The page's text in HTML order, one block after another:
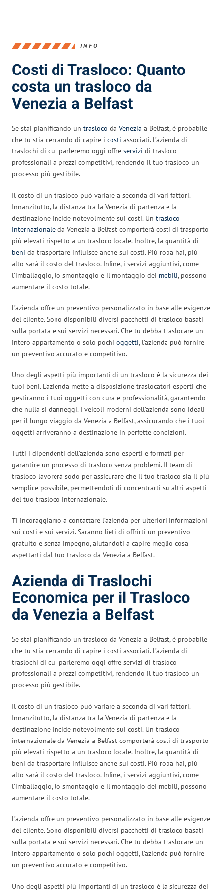
INFO
Costi di Trasloco: Quanto
costa un trasloco da
Venezia a Belfast
Se stai pianificando un trasloco da Venezia a Belfast, è probabile
che tu stia cercando di capire i costi associati. L’azienda di
traslochi di cui parleremo oggi offre servizi di trasloco
professionali a prezzi competitivi, rendendo il tuo trasloco un
processo più gestibile.
Il costo di un trasloco può variare a seconda di vari fattori.
Innanzitutto, la distanza tra la Venezia di partenza e la
destinazione incide notevolmente sui costi. Un trasloco
internazionale da Venezia a Belfast comporterà costi di trasporto
più elevati rispetto a un trasloco locale. Inoltre, la quantità di
beni da trasportare influisce anche sui costi. Più roba hai, più
alto sarà il costo del trasloco. Infine, i servizi aggiuntivi, come
l’imballaggio, lo smontaggio e il montaggio dei mobili, possono
aumentare il costo totale.
L’azienda offre un preventivo personalizzato in base alle esigenze
del cliente. Sono disponibili diversi pacchetti di trasloco basati
sulla portata e sui servizi necessari. Che tu debba traslocare un
intero appartamento o solo pochi oggetti, l’azienda può fornire
un preventivo accurato e competitivo.
Uno degli aspetti più importanti di un trasloco è la sicurezza dei
tuoi beni. L’azienda mette a disposizione traslocatori esperti che
gestiranno i tuoi oggetti con cura e professionalità, garantendo
che nulla si danneggi. I veicoli moderni dell’azienda sono ideali
per il lungo viaggio da Venezia a Belfast, assicurando che i tuoi
oggetti arriveranno a destinazione in perfette condizioni.
Tutti i dipendenti dell’azienda sono esperti e formati per
garantire un processo di trasloco senza problemi. Il team di
trasloco lavorerà sodo per assicurare che il tuo trasloco sia il più
semplice possibile, permettendoti di concentrarti su altri aspetti
del tuo trasloco internazionale.
Ti incoraggiamo a contattare l’azienda per ulteriori informazioni
sui costi e sui servizi. Saranno lieti di offrirti un preventivo
gratuito e senza impegno, aiutandoti a capire meglio cosa
aspettarti dal tuo trasloco da Venezia a Belfast.
Azienda di Traslochi
Economica per il Trasloco
da Venezia a Belfast
Se stai pianificando un trasloco da Venezia a Belfast, è probabile
che tu stia cercando di capire i costi associati. L’azienda di
traslochi di cui parleremo oggi offre servizi di trasloco
professionali a prezzi competitivi, rendendo il tuo trasloco un
processo più gestibile.
Il costo di un trasloco può variare a seconda di vari fattori.
Innanzitutto, la distanza tra la Venezia di partenza e la
destinazione incide notevolmente sui costi. Un trasloco
internazionale da Venezia a Belfast comporterà costi di trasporto
più elevati rispetto a un trasloco locale. Inoltre, la quantità di
beni da trasportare influisce anche sui costi. Più roba hai, più
alto sarà il costo del trasloco. Infine, i servizi aggiuntivi, come
l’imballaggio, lo smontaggio e il montaggio dei mobili, possono
aumentare il costo totale.
L’azienda offre un preventivo personalizzato in base alle esigenze
del cliente. Sono disponibili diversi pacchetti di trasloco basati
sulla portata e sui servizi necessari. Che tu debba traslocare un
intero appartamento o solo pochi oggetti, l’azienda può fornire
un preventivo accurato e competitivo.
Uno degli aspetti più importanti di un trasloco è la sicurezza dei